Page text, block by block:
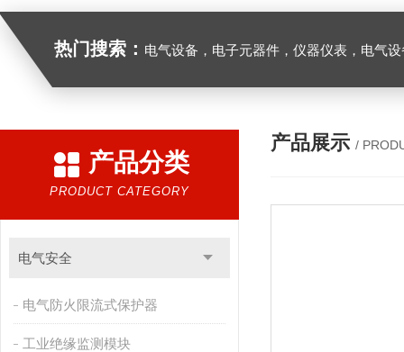
热门搜索： 电气设备，电子元器件，仪器仪表，电气
产品分类
PRODUCT CATEGORY
电气安全
电气防火限流式保护器
工业绝缘监测模块
产品展示 /